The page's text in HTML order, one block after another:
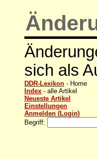
sich als
DDR-Lexikon - Home
Index - alle Artikel
Neueste Artikel
Einstellungen
Anmelden (Login)
Begriff: